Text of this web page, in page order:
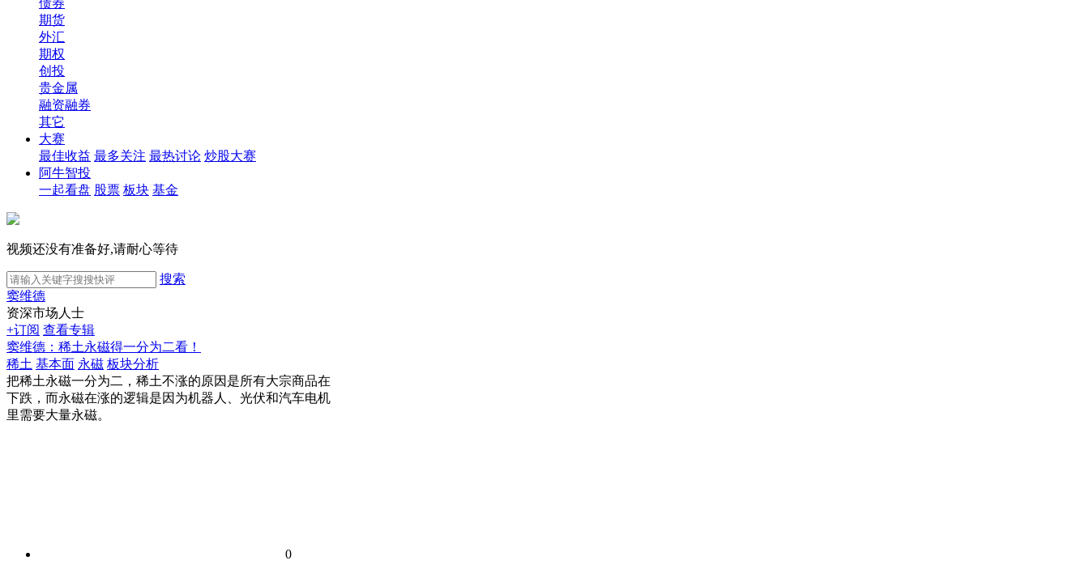
债券
期货
外汇
期权
创投
贵金属
融资融券
其它
大赛
最佳收益 最多关注 最热讨论 炒股大赛
阿牛智投
一起看盘 股票 板块 基金
视频还没有准备好,请耐心等待
搜索
窦维德
资深市场人士
+订阅 查看专辑
窦维德：稀土永磁得一分为二看！
稀土 基本面 永磁 板块分析
把稀土永磁一分为二，稀土不涨的原因是所有大宗商品在
下跌，而永磁在涨的逻辑是因为机器人、光伏和汽车电机
里需要大量永磁。
0